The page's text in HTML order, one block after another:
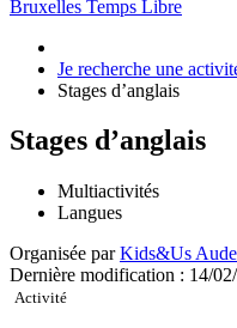
Bruxelles Temps Libre
Je recherche une
Stages d’anglais
Stages d’anglais
Multiactivités
Langues
Organisée parKids&Us
Dernière modification : 14/
Activité